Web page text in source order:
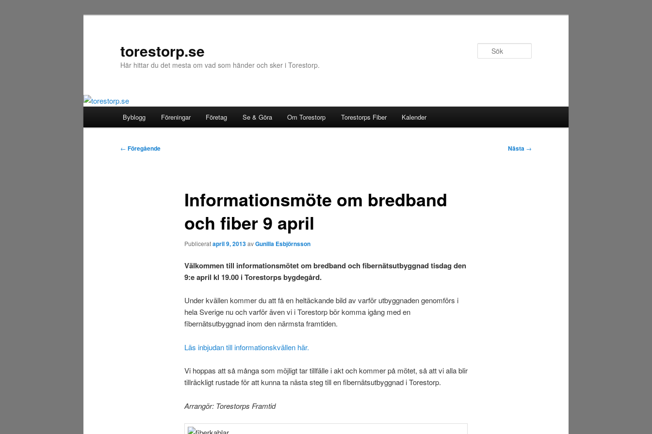
torestorp.se
Här hittar du det mesta om vad som händer och sker i Torestorp.
Byblogg Föreningar Företag Se & Göra Om Torestorp Torestorps Fiber Kalender
Inläggsnavigering
← Föregående Nästa →
Informationsmöte om bredband
och fiber 9 april
Publiceratapril 9, 2013avGunilla Esbjörnsson
Välkommen till informationsmötet om bredband och fibernätsutbyggnad tisdag den
9:e april kl 19.00 i Torestorps bygdegård.
Under kvällen kommer du att få en heltäckande bild av varför utbyggnaden genomförs i
hela Sverige nu och varför även vi i Torestorp bör komma igång med en
fibernätsutbyggnad inom den närmsta framtiden.
Läs inbjudan till informationskvällen här.
Vi hoppas att så många som möjligt tar tillfälle i akt och kommer på mötet, så att vi alla blir
tillräckligt rustade för att kunna ta nästa steg till en fibernätsutbyggnad i Torestorp.
Arrangör: Torestorps Framtid